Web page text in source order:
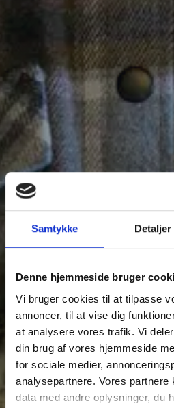
Samtykke Detaljer
Denne hjemmeside bruger
Vi bruger cookies til at tilpasse
annoncer, til at vise dig
at analysere vores trafik. Vi
din brug af vores hjemmeside
for sociale medier,
analysepartnere. Vores partnere
data med andre oplysninger, du